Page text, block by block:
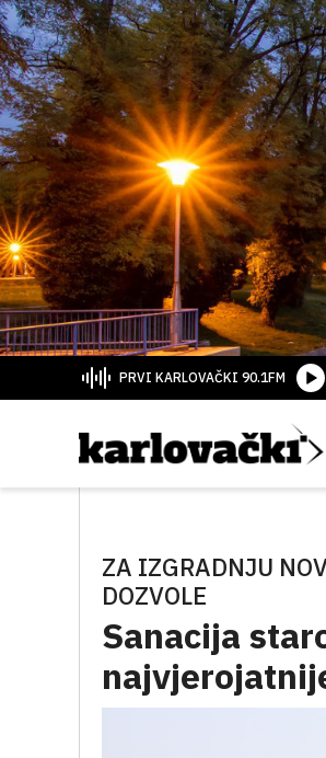
PRVI KARLOVAČKI 90.1FM
ZA IZGRADNJU
DOZVOLE
Sanacija